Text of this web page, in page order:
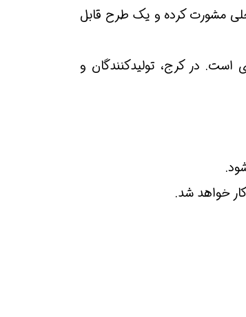
مشورت کرده و یک طرح قابل
است. در کرج، تولیدکنندگان و
خواهد شد.